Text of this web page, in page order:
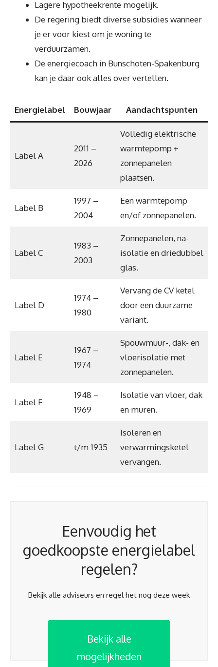
Lagere hypotheekrente mogelijk.
De regering biedt diverse subsidies wanneer
je er voor kiest om je woning te
verduurzamen.
De energiecoach in Bunschoten-Spakenburg
kan je daar ook alles over vertellen.
Energielabel Bouwjaar Aandachtspunten
Label A
2011 –
2026
Volledig elektrische
warmtepomp +
zonnepanelen
plaatsen.
Label B
1997 –
2004
Een warmtepomp
en/of zonnepanelen.
Label C
1983 –
2003
Zonnepanelen, na-
isolatie en driedubbel
glas.
Label D
1974 –
1980
Vervang de CV ketel
door een duurzame
variant.
Label E
1967 –
1974
Spouwmuur-, dak- en
vloerisolatie met
zonnepanelen.
Label F
1948 –
1969
Isolatie van vloer, dak
en muren.
Label G t/m 1935
Isoleren en
verwarmingsketel
vervangen.
Eenvoudig het
goedkoopste energielabel
regelen?
Bekijk alle adviseurs en regel het nog deze week
Bekijk alle
mogelijkheden